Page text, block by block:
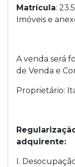
Matrícula:
Imóveis e
A venda será
de Venda e
Proprietário:
adquirente:
I.